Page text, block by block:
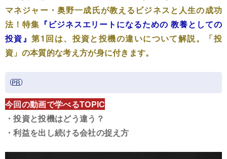
マネジャー・奥野一成氏が教えるビジネスと人生の成功
法！特集 『ビジネスエリートになるための 教養としての
投資』第1回は、投資と投機の違いについて解説。「投
資」の本質的な考え方が身に付きます。
今回の動画で学べるTOPIC
・投資と投機はどう違う？
・利益を出し続ける会社の捉え方